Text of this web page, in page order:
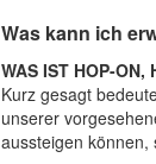
Was kann ich
WAS IST HOP-ON,
Kurz gesagt
unserer
aussteigen können,